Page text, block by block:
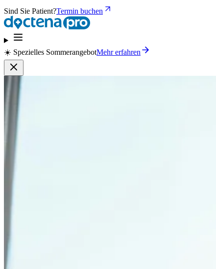
Sind Sie Patient?Termin buchen
☀️ Spezielles SommerangebotMehr erfahren